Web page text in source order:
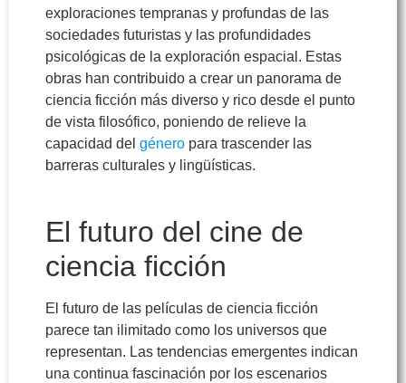
exploraciones tempranas y profundas de las
sociedades futuristas y las profundidades
psicológicas de la exploración espacial. Estas
obras han contribuido a crear un panorama de
ciencia ficción más diverso y rico desde el punto
de vista filosófico, poniendo de relieve la
capacidad del género para trascender las
barreras culturales y lingüísticas.
El futuro del cine de
ciencia ficción
El futuro de las películas de ciencia ficción
parece tan ilimitado como los universos que
representan. Las tendencias emergentes indican
una continua fascinación por los escenarios